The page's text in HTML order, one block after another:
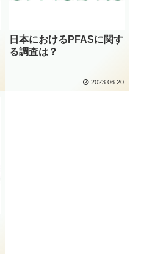
日本におけるPFASに関す
る調査は？
2023.06.20